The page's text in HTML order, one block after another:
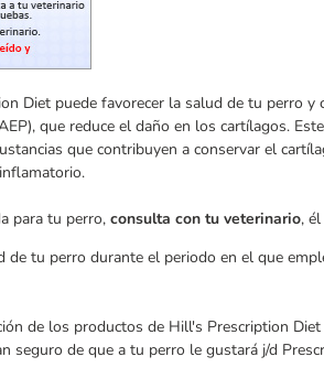
Diet puede favorecer la salud de tu perro
que reduce el daño en los cartílagos.
que contribuyen a conservar el
para tu perro, consulta con tu veterinario,
de tu perro durante el periodo en el que
de los productos de Hill's Prescription
seguro de que a tu perro le gustará j/d